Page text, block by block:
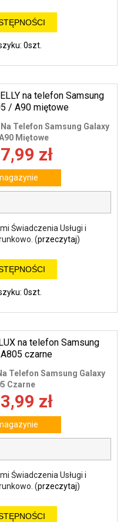
0szt.
Telefon Samsung Galaxy
Miętowe
zł
Świadczenia Usługi i
(przeczytaj)
0szt.
Telefon Samsung Galaxy
Czarne
zł
Świadczenia Usługi i
(przeczytaj)